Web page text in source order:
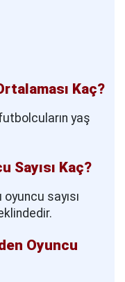
Kaç?
yaş
Sayısı Kaç?
sayısı
Oyuncu